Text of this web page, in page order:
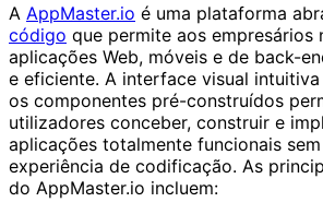
A AppMaster.io é uma plataforma
código que permite aos empresários
aplicações Web, móveis e de back-
e eficiente. A interface visual
os componentes pré-construídos
utilizadores conceber, construir e
aplicações totalmente funcionais
experiência de codificação. As
do AppMaster.io incluem: